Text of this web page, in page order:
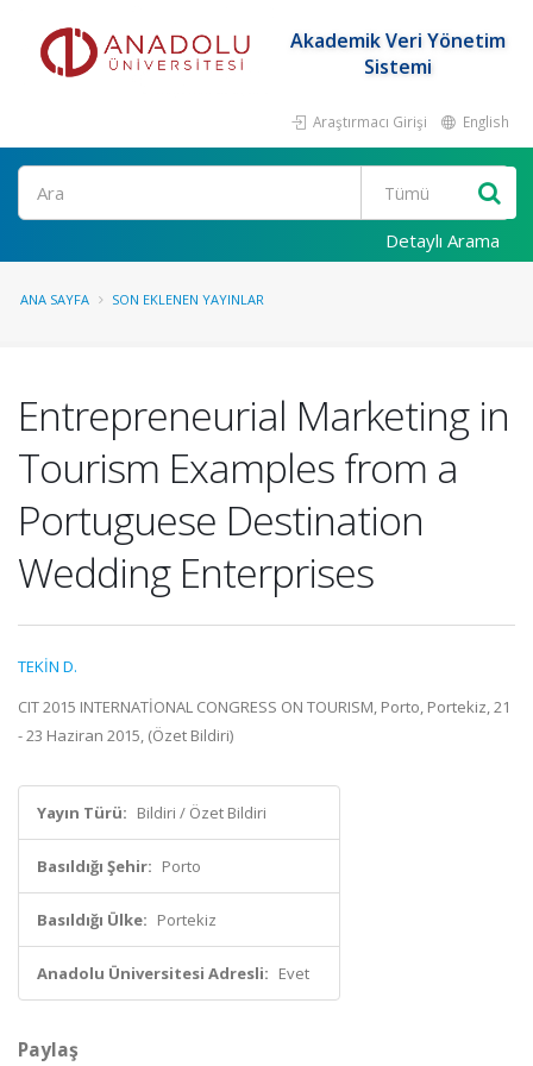
Akademik Veri Yönetim
Sistemi
Araştırmacı Girişi English
Ara
Detaylı Arama
ANA SAYFA SON EKLENEN YAYINLAR
Entrepreneurial Marketing in
Tourism Examples from a
Portuguese Destination
Wedding Enterprises
TEKİN D.
CIT 2015 INTERNATİONAL CONGRESS ON TOURISM, Porto, Portekiz, 21
- 23 Haziran 2015, (Özet Bildiri)
Yayın Türü: Bildiri / Özet Bildiri
Basıldığı Şehir: Porto
Basıldığı Ülke: Portekiz
Anadolu Üniversitesi Adresli: Evet
Paylaş